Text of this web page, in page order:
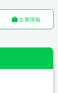
企業情報